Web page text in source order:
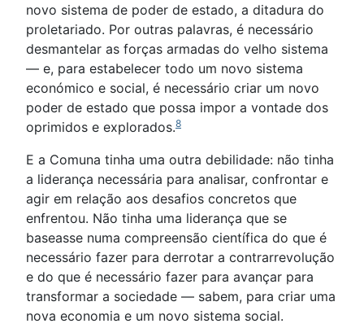
novo sistema de poder de estado, a ditadura do
proletariado. Por outras palavras, é necessário
desmantelar as forças armadas do velho sistema
— e, para estabelecer todo um novo sistema
económico e social, é necessário criar um novo
poder de estado que possa impor a vontade dos
oprimidos e explorados.8
E a Comuna tinha uma outra debilidade: não tinha
a liderança necessária para analisar, confrontar e
agir em relação aos desafios concretos que
enfrentou. Não tinha uma liderança que se
baseasse numa compreensão científica do que é
necessário fazer para derrotar a contrarrevolução
e do que é necessário fazer para avançar para
transformar a sociedade — sabem, para criar uma
nova economia e um novo sistema social.